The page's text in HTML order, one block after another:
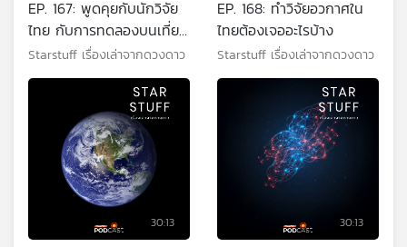
EP. 167: พูดคุยกับนักวิจัย
ไทย กับการทดลองบนเที่ยว
บินไร้น้ำหนัก
Starstuff เรื่องเล่าจากดวงดาว
EP. 168: ทำวิจัยอวกาศใน
ไทยต้องเจออะไรบ้าง
Starstuff เรื่องเล่าจากดวงดาว
30:13 30:13